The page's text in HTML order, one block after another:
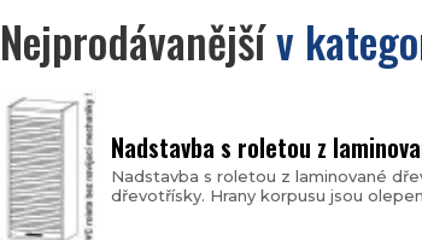
Nejprodávanějšív
Nadstavba s roletou z
Nadstavba s roletou z laminované
dřevotřísky. Hrany korpusu jsou